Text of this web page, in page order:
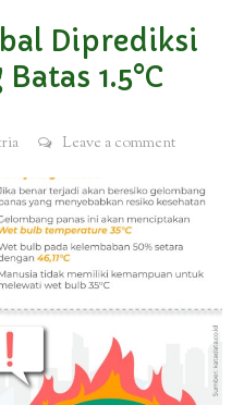
Diprediksi
1.5°C
Leave a comment